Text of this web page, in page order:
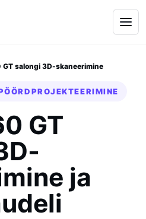
GT salongi 3D-skaneerimine
GT
ja